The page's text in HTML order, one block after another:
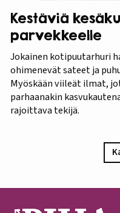
Kestäviä
parvekkeelle
Jokainen kotipuutarhuri
ohimenevät sateet ja
Myöskään viileät ilmat,
parhaanakin
rajoittava tekijä.